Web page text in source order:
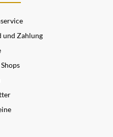
und Zahlung